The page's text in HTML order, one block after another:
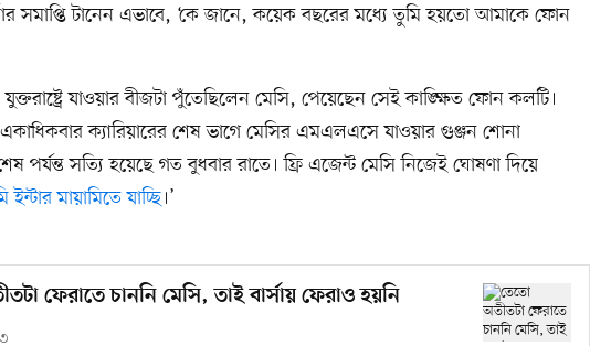
সমাপ্তি টানেন এভাবে, ‘কে জানে, কয়েক বছরের মধ্যে তুমি হয়তো আমাকে ফোন
যাওয়ার বীজটা পুঁতেছিলেন মেসি, পেয়েছেন সেই কাঙ্ক্ষিত ফোন কলটি।
ক্যারিয়ারের শেষ ভাগে মেসির এমএলএসে যাওয়ার গুঞ্জন শোনা
পর্যন্ত সত্যি হয়েছে গত বুধবার রাতে। ফ্রি এজেন্ট মেসি নিজেই ঘোষণা দিয়ে
ইন্টার মায়ামিতে যাচ্ছি।’
ফেরাতে চাননি মেসি, তাই বার্সায় ফেরাও হয়নি